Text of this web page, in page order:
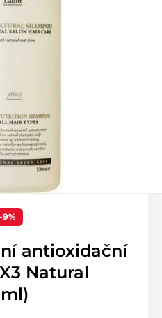
-9%
antioxidační
Natural